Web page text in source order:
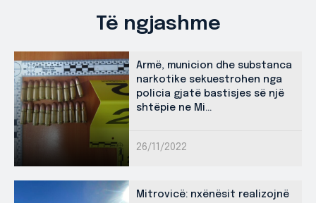
Të ngjashme
Armë, municion dhe substanca
narkotike sekuestrohen nga
policia gjatë bastisjes së një
shtëpie ne Mi...
26/11/2022
Mitrovicë: nxënësit realizojnë